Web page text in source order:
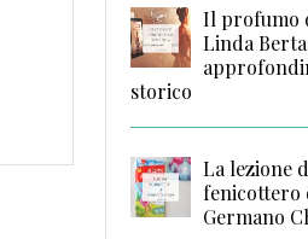
Il profumo
Linda
storico
La lezione
fenicottero
Germano